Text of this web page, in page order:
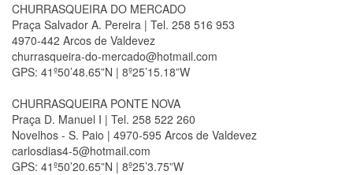
CHURRASQUEIRA DO MERCADO
Praça Salvador A. Pereira | Tel. 258 516 953
4970-442 Arcos de Valdevez
churrasqueira-do-mercado@hotmail.com
GPS: 41º50’48.65”N | 8º25’15.18”W
CHURRASQUEIRA PONTE NOVA
Praça D. Manuel I | Tel. 258 522 260
Novelhos - S. Paio | 4970-595 Arcos de Valdevez
carlosdias4-5@hotmail.com
GPS: 41º50’20.65”N | 8º25’3.75”W